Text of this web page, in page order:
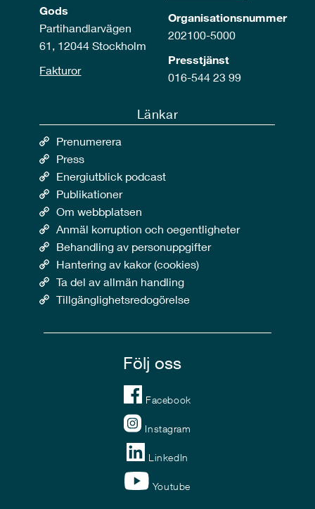
Gods
Partihandlarvägen
61, 12044 Stockholm
Fakturor
Organisationsnummer
202100-5000
Presstjänst
016-544 23 99
Länkar
Prenumerera
Press
Energiutblick podcast
Publikationer
Om webbplatsen
Anmäl korruption och oegentligheter
Behandling av personuppgifter
Hantering av kakor (cookies)
Ta del av allmän handling
Tillgänglighetsredogörelse
Följ oss
Facebook
Instagram
LinkedIn
Youtube